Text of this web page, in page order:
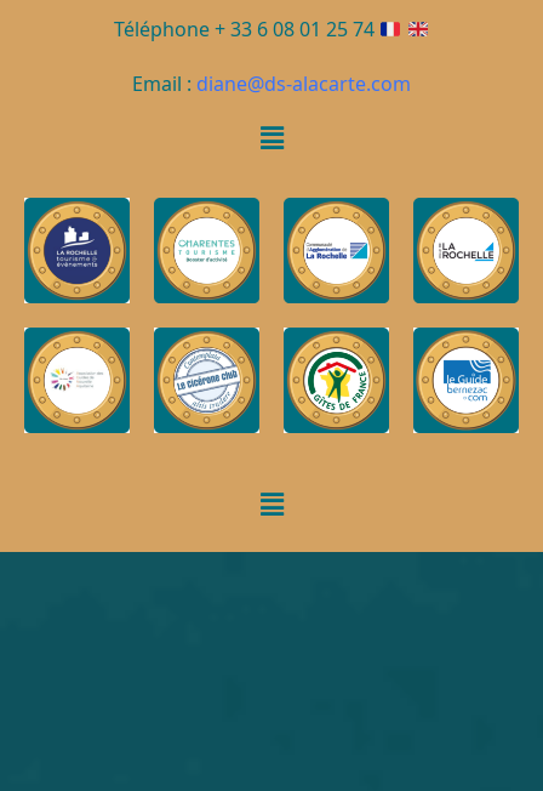
Téléphone + 33 6 08 01 25 74
Email : diane@ds-alacarte.com